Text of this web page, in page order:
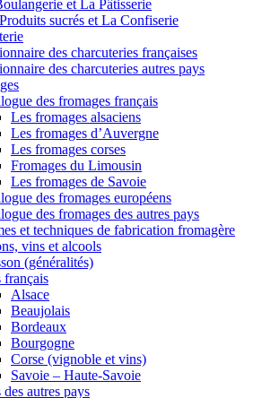
et La Pâtisserie
sucrés et La Confiserie
des charcuteries françaises
des charcuteries autres pays
des fromages français
Les fromages alsaciens
Les fromages d’Auvergne
Les fromages corses
Fromages du Limousin
Les fromages de Savoie
des fromages européens
des fromages des autres pays
et techniques de fabrication fromagère
vins et alcools
(généralités)
français
Alsace
Beaujolais
Bordeaux
Bourgogne
Corse (vignoble et vins)
Savoie – Haute-Savoie
autres pays